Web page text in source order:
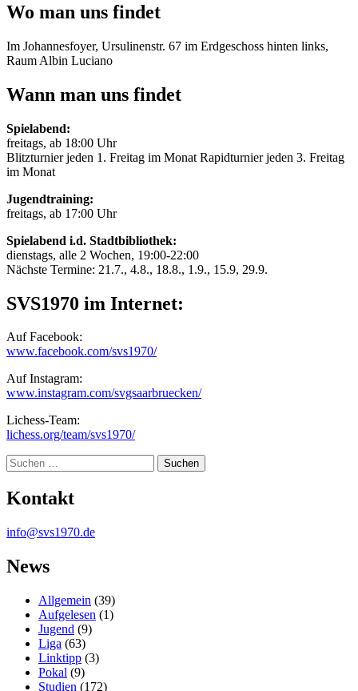
Wo man uns findet
Im Johannesfoyer, Ursulinenstr. 67 im Erdgeschoss hinten links,
Raum Albin Luciano
Wann man uns findet
Spielabend:
freitags, ab 18:00 Uhr
Blitzturnier jeden 1. Freitag im Monat Rapidturnier jeden 3. Freitag
im Monat
Jugendtraining:
freitags, ab 17:00 Uhr
Spielabend i.d. Stadtbibliothek:
dienstags, alle 2 Wochen, 19:00-22:00
Nächste Termine: 21.7., 4.8., 18.8., 1.9., 15.9, 29.9.
SVS1970 im Internet:
Auf Facebook:
www.facebook.com/svs1970/
Auf Instagram:
www.instagram.com/svgsaarbruecken/
Lichess-Team:
lichess.org/team/svs1970/
Suche
Kontakt
info@svs1970.de
News
Allgemein (39)
Aufgelesen (1)
Jugend (9)
Liga (63)
Linktipp (3)
Pokal (9)
Studien (172)